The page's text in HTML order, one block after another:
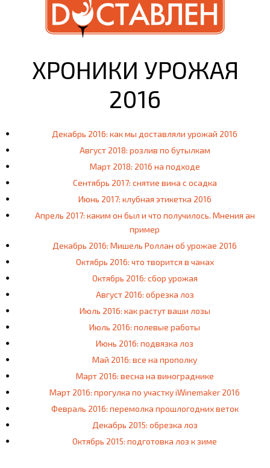
ХРОНИКИ УРОЖАЯ
2016
Декабрь 2016: как мы доставляли урожай 2016
Август 2018: розлив по бутылкам
Март 2018: 2016 на подходе
Сентябрь 2017: снятие вина с осадка
Июнь 2017: клубная этикетка 2016
Апрель 2017: каким он был и что получилось. Мнения ан
пример
Декабрь 2016: Мишель Роллан об урожае 2016
Октябрь 2016: что творится в чанах
Октябрь 2016: сбор урожая
Август 2016: обрезка лоз
Июль 2016: как растут ваши лозы
Июль 2016: полевые работы
Июнь 2016: подвязка лоз
Май 2016: все на прополку
Март 2016: весна на винограднике
Март 2016: прогулка по участку iWinemaker 2016
Февраль 2016: перемолка прошлогодних веток
Декабрь 2015: обрезка лоз
Октябрь 2015: подготовка лоз к зиме